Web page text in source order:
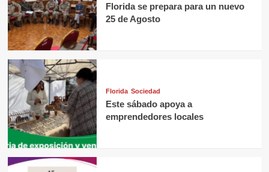
Florida se prepara para un nuevo
25 de Agosto
Florida Sociedad
Este sábado apoya a
emprendedores locales